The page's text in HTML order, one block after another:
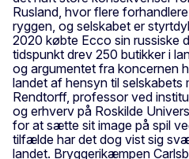
Rusland, hvor flere
ryggen, og selskabet er
2020 købte Ecco sin russiske
tidspunkt drev 250 butikker i
og argumentet fra koncernen
landet af hensyn til
Rendtorff, professor ved
og erhverv på Roskilde
for at sætte sit image på spil
tilfælde har det dog vist sig
landet. Bryggerikæmpen